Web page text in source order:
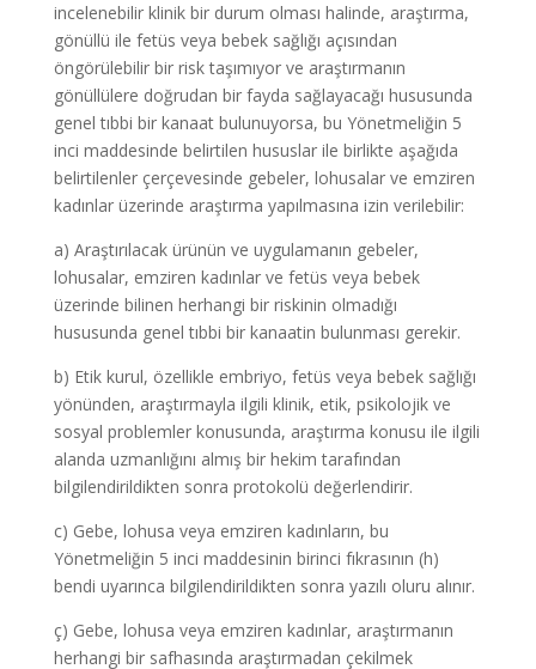
incelenebilir klinik bir durum olması halinde, araştırma,
gönüllü ile fetüs veya bebek sağlığı açısından
öngörülebilir bir risk taşımıyor ve araştırmanın
gönüllülere doğrudan bir fayda sağlayacağı hususunda
genel tıbbi bir kanaat bulunuyorsa, bu Yönetmeliğin 5
inci maddesinde belirtilen hususlar ile birlikte aşağıda
belirtilenler çerçevesinde gebeler, lohusalar ve emziren
kadınlar üzerinde araştırma yapılmasına izin verilebilir:
a) Araştırılacak ürünün ve uygulamanın gebeler,
lohusalar, emziren kadınlar ve fetüs veya bebek
üzerinde bilinen herhangi bir riskinin olmadığı
hususunda genel tıbbi bir kanaatin bulunması gerekir.
b) Etik kurul, özellikle embriyo, fetüs veya bebek sağlığı
yönünden, araştırmayla ilgili klinik, etik, psikolojik ve
sosyal problemler konusunda, araştırma konusu ile ilgili
alanda uzmanlığını almış bir hekim tarafından
bilgilendirildikten sonra protokolü değerlendirir.
c) Gebe, lohusa veya emziren kadınların, bu
Yönetmeliğin 5 inci maddesinin birinci fıkrasının (h)
bendi uyarınca bilgilendirildikten sonra yazılı oluru alınır.
ç) Gebe, lohusa veya emziren kadınlar, araştırmanın
herhangi bir safhasında araştırmadan çekilmek